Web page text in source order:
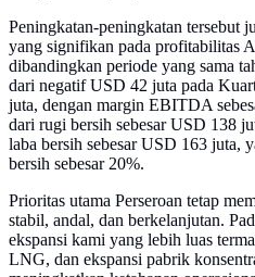
Peningkatan-peningkatan tersebut
yang signifikan pada profitabilitas
dibandingkan periode yang sama
dari negatif USD 42 juta pada
juta, dengan margin EBITDA
dari rugi bersih sebesar USD 138
laba bersih sebesar USD 163 juta,
bersih sebesar 20%.
Prioritas utama Perseroan tetap
stabil, andal, dan berkelanjutan.
ekspansi kami yang lebih luas
LNG, dan ekspansi pabrik